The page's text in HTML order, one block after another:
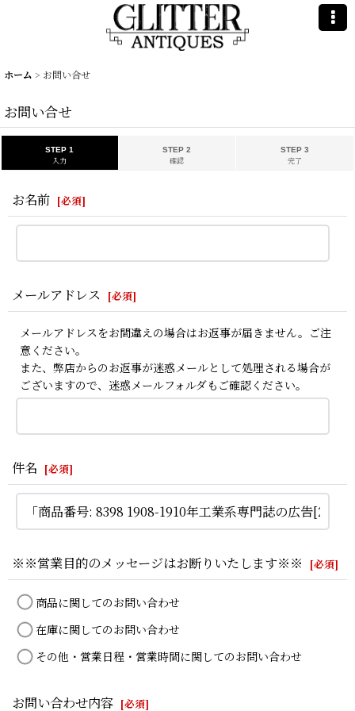
ホーム > お問い合せ
お問い合せ
STEP 1
入力
STEP 2
確認
STEP 3
完了
お名前 [必須]
メールアドレス [必須]
メールアドレスをお間違えの場合はお返事が届きません。ご注
意ください。
また、弊店からのお返事が迷惑メールとして処理される場合が
ございますので、迷惑メールフォルダもご確認ください。
件名 [必須]
※※営業目的のメッセージはお断りいたします※※ [必須]
商品に関してのお問い合わせ
在庫に関してのお問い合わせ
その他・営業日程・営業時間に関してのお問い合わせ
お問い合わせ内容 [必須]